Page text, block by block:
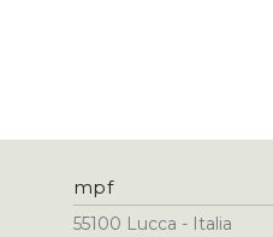
mpf
55100 Lucca - Italia